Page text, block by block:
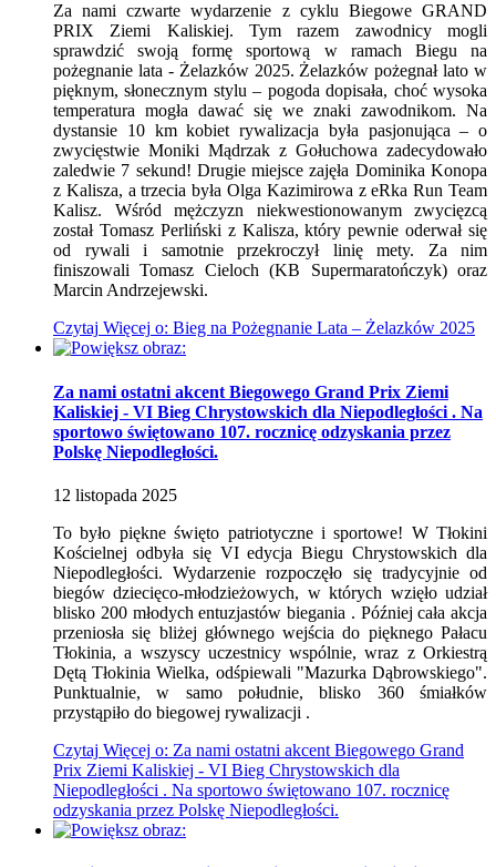
Za nami czwarte wydarzenie z cyklu Biegowe GRAND
PRIX Ziemi Kaliskiej. Tym razem zawodnicy mogli
sprawdzić swoją formę sportową w ramach Biegu na
pożegnanie lata - Żelazków 2025. Żelazków pożegnał lato w
pięknym, słonecznym stylu – pogoda dopisała, choć wysoka
temperatura mogła dawać się we znaki zawodnikom. Na
dystansie 10 km kobiet rywalizacja była pasjonująca – o
zwycięstwie Moniki Mądrzak z Gołuchowa zadecydowało
zaledwie 7 sekund! Drugie miejsce zajęła Dominika Konopa
z Kalisza, a trzecia była Olga Kazimirowa z eRka Run Team
Kalisz. Wśród mężczyzn niekwestionowanym zwycięzcą
został Tomasz Perliński z Kalisza, który pewnie oderwał się
od rywali i samotnie przekroczył linię mety. Za nim
finiszowali Tomasz Cieloch (KB Supermaratończyk) oraz
Marcin Andrzejewski.
Czytaj Więcej o: Bieg na Pożegnanie Lata – Żelazków 2025
Za nami ostatni akcent Biegowego Grand Prix Ziemi
Kaliskiej - VI Bieg Chrystowskich dla Niepodległości . Na
sportowo świętowano 107. rocznicę odzyskania przez
Polskę Niepodległości.
12 listopada 2025
To było piękne święto patriotyczne i sportowe! W Tłokini
Kościelnej odbyła się VI edycja Biegu Chrystowskich dla
Niepodległości. Wydarzenie rozpoczęło się tradycyjnie od
biegów dziecięco-młodzieżowych, w których wzięło udział
blisko 200 młodych entuzjastów biegania . Później cała akcja
przeniosła się bliżej głównego wejścia do pięknego Pałacu
Tłokinia, a wszyscy uczestnicy wspólnie, wraz z Orkiestrą
Dętą Tłokinia Wielka, odśpiewali "Mazurka Dąbrowskiego".
Punktualnie, w samo południe, blisko 360 śmiałków
przystąpiło do biegowej rywalizacji .
Czytaj Więcej o: Za nami ostatni akcent Biegowego Grand
Prix Ziemi Kaliskiej - VI Bieg Chrystowskich dla
Niepodległości . Na sportowo świętowano 107. rocznicę
odzyskania przez Polskę Niepodległości.